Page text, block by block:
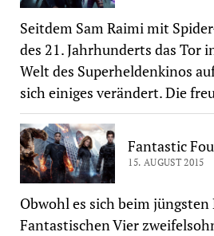
Seitdem Sam Raimi mit
des 21. Jahrhunderts das Tor
Welt des Superheldenkinos
sich einiges verändert. Die
Fantastic
15. AUGUST 2015
Obwohl es sich beim jüngsten
Fantastischen Vier